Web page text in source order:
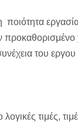
ποιότητα
του
τιμές,